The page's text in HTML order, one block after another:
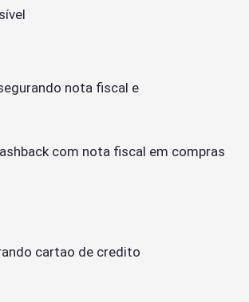
com nota fiscal em compras